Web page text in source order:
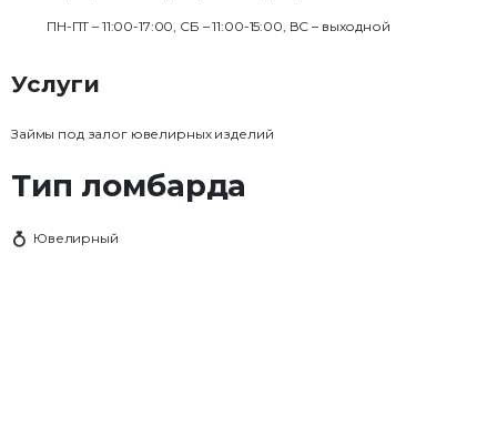
ПН-ПТ – 11:00-17:00, СБ – 11:00-15:00, ВС – выходной
Услуги
Займы под залог ювелирных изделий
Тип ломбарда
Ювелирный